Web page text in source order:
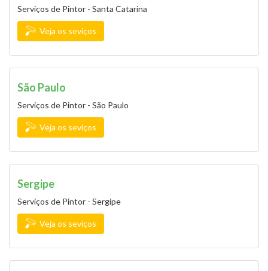
Serviços de Pintor - Santa Catarina
Veja os seviços
São Paulo
Serviços de Pintor - São Paulo
Veja os seviços
Sergipe
Serviços de Pintor - Sergipe
Veja os seviços